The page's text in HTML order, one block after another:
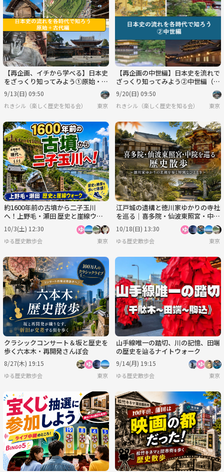
【再企画、イチから学べる】日本史
をざっくり知ってみよう①原始・古
代編（勉強会）
9/13(日) 09:50
れきシル（楽しく歴史を知る会） 東京
【再企画の中世編】日本史を流れで
ざっくり知ってみよう②中世編（勉
強会）
9/20(日) 09:50
れきシル（楽しく歴史を知る会） 東京
約1600年前の古墳から二子玉川
へ！上野毛・瀬田 歴史と崖線ウォ
ーク
10/3(土) 12:30
ゆる歴史散歩会 東京
江戸城の遺構と徳川家ゆかりの寺社
を巡る｜喜多院・仙波東照宮・中院
の歴史散歩
10/18(日) 13:30
ゆる歴史散歩会 東京
クラシックコンサート＆坂と歴史を
歩く六本木・再開発さんぽ会
8/27(木) 19:15
ゆる歴史散歩会 東京
山手線唯一の踏切、川の記憶、田端
の歴史を辿るナイトウォーク
9/14(月) 19:15
ゆる歴史散歩会 東京